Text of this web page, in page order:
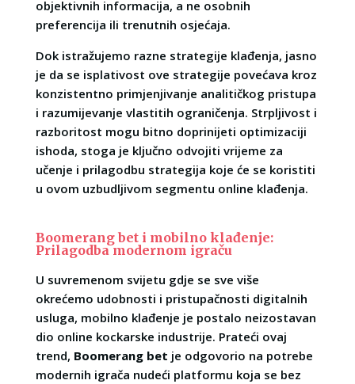
objektivnih informacija, a ne osobnih
preferencija ili trenutnih osjećaja.
Dok istražujemo razne strategije klađenja, jasno
je da se isplativost ove strategije povećava kroz
konzistentno primjenjivanje analitičkog pristupa
i razumijevanje vlastitih ograničenja. Strpljivost i
razboritost mogu bitno doprinijeti optimizaciji
ishoda, stoga je ključno odvojiti vrijeme za
učenje i prilagodbu strategija koje će se koristiti
u ovom uzbudljivom segmentu online klađenja.
Boomerang bet i mobilno klađenje:
Prilagodba modernom igraču
U suvremenom svijetu gdje se sve više
okrećemo udobnosti i pristupačnosti digitalnih
usluga, mobilno klađenje je postalo neizostavan
dio online kockarske industrije. Prateći ovaj
trend, Boomerang bet je odgovorio na potrebe
modernih igrača nudeći platformu koja se bez